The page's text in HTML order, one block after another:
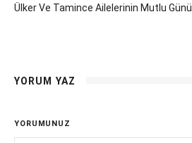
Ülker Ve Tamince Ailelerinin Mutlu Günü
YORUM YAZ
YORUMUNUZ